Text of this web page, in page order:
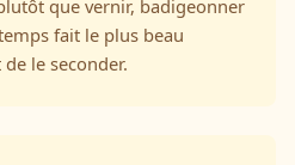
que vernir, badigeonner
fait le plus beau
le seconder.